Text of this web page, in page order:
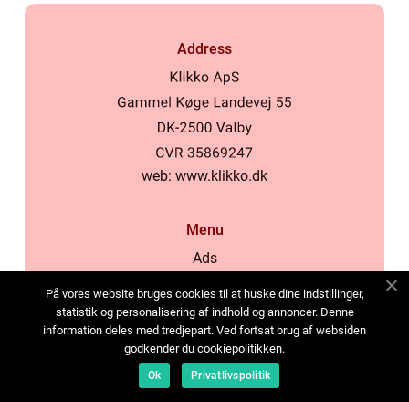
Address
web: www.klikko.dk
Menu
Ads
Cookies
Contact
Sitemap
På vores website bruges cookies til at huske dine indstillinger,
statistik og personalisering af indhold og annoncer. Denne
information deles med tredjepart. Ved fortsat brug af websiden
godkender du cookiepolitikken.
Ok Privatlivspolitik